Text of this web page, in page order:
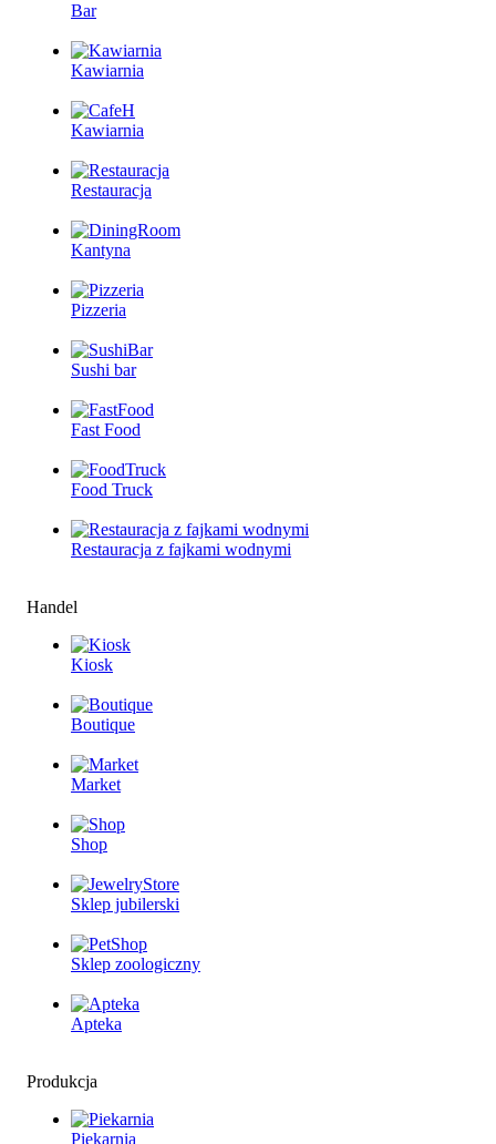
Bar
Kawiarnia
Kawiarnia
Restauracja
Kantyna
Pizzeria
Sushi bar
Fast Food
Food Truck
Restauracjа z fajkami wodnymi
Handel
Kiosk
Boutique
Market
Shop
Sklep jubilerski
Sklep zoologiczny
Apteka
Produkcja
Piekarnia